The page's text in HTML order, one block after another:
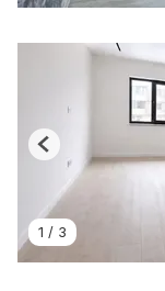
1 / 3
Previous